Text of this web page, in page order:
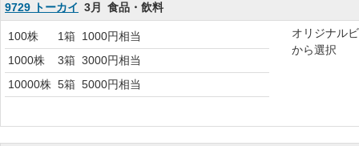
9729 トーカイ 3月 食品・飲料
100株 1箱 1000円相当
1000株
3箱 3000円相当
10000株 5箱 5000円相当
オリジナル
から選択